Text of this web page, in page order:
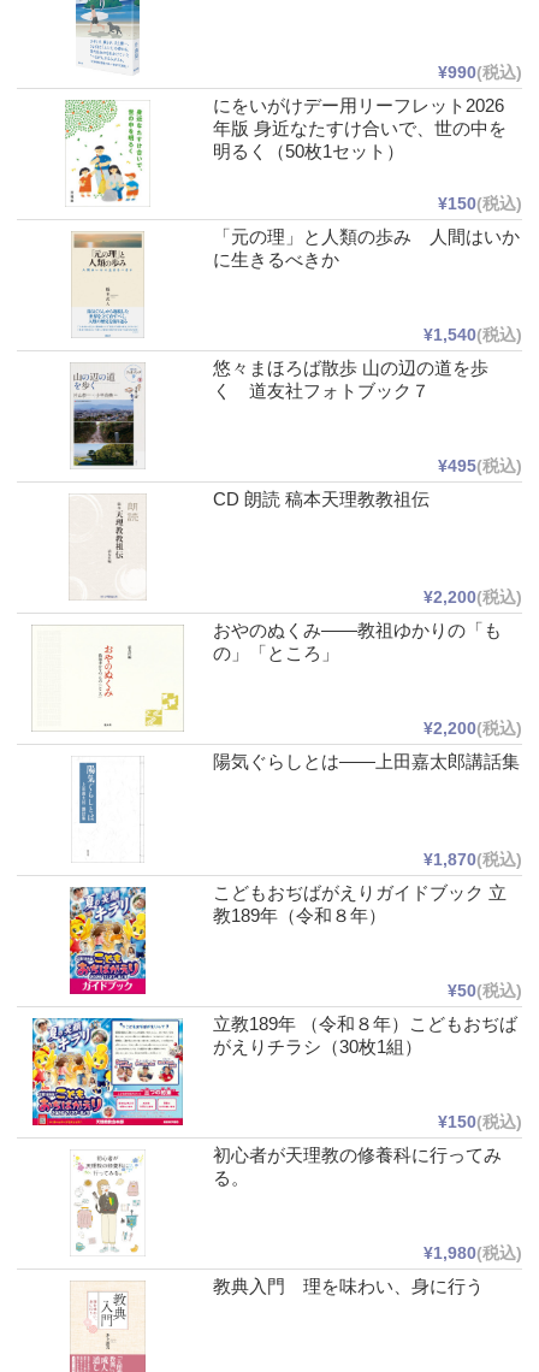
¥990(税込)
にをいがけデー用リーフレット2026
年版 身近なたすけ合いで、世の中を
明るく（50枚1セット）
¥150(税込)
「元の理」と人類の歩み 人間はいか
に生きるべきか
¥1,540(税込)
悠々まほろば散歩 山の辺の道を歩
く 道友社フォトブック７
¥495(税込)
CD 朗読 稿本天理教教祖伝
¥2,200(税込)
おやのぬくみ――教祖ゆかりの「も
の」「ところ」
¥2,200(税込)
陽気ぐらしとは――上田嘉太郎講話集
¥1,870(税込)
こどもおぢばがえりガイドブック 立
教189年（令和８年）
¥50(税込)
立教189年 （令和８年）こどもおぢば
がえりチラシ（30枚1組）
¥150(税込)
初心者が天理教の修養科に行ってみ
る。
¥1,980(税込)
教典入門 理を味わい、身に行う